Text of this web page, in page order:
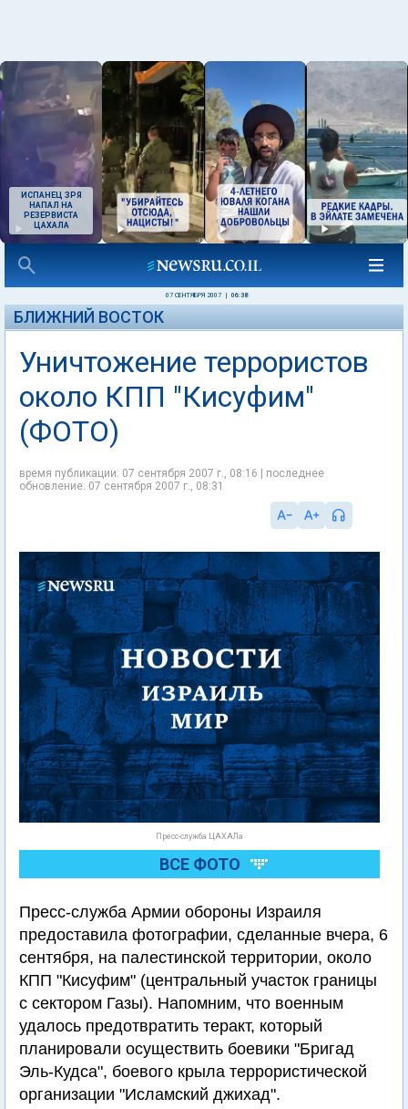
ИСПАНЕЦ ЗРЯ
НАПАЛ НА
РЕЗЕРВИСТА
ЦАХАЛА
07 СЕНТЯБРЯ 2007 06:38
БЛИЖНИЙ ВОСТОК
Уничтожение террористов
около КПП "Кисуфим"
(ФОТО)
время публикации: 07 сентября 2007 г., 08:16 | последнее
обновление: 07 сентября 2007 г., 08:31
Пресс-служба ЦАХАЛа
ВСЕ ФОТО
Пресс-служба Армии обороны Израиля
предоставила фотографии, сделанные вчера, 6
сентября, на палестинской территории, около
КПП "Кисуфим" (центральный участок границы
с сектором Газы). Напомним, что военным
удалось предотвратить теракт, который
планировали осуществить боевики "Бригад
Эль-Кудса", боевого крыла террористической
организации "Исламский джихад".